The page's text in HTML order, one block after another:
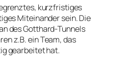
kurzfristiges
Miteinander sein. Die
des Gotthard-Tunnels
z.B. ein Team, das
gearbeitet hat.